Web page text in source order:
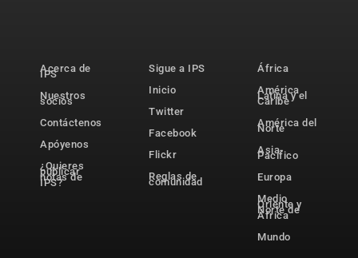
Acerca de
IPS
Nuestros
socios
Contáctenos
Apóyenos
¿Quieres
publicar
notas de
IPS?
Sigue a IPS
Inicio
Twitter
Facebook
Flickr
Reglas de
comunidad
África
América
Latina y el
Caribe
América del
Norte
Asia-
Pacífico
Europa
Medio
Oriente y
Norte de
África
Mundo